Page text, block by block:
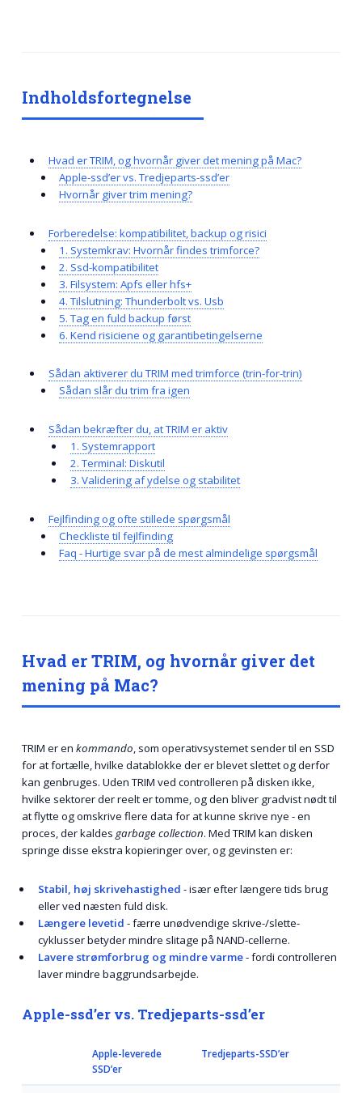
Hvad er TRIM, og hvornår giver det
mening på Mac?
TRIM er en kommando, som operativsystemet sender til en SSD
for at fortælle, hvilke datablokke der er blevet slettet og derfor
kan genbruges. Uden TRIM ved controlleren på disken ikke,
hvilke sektorer der reelt er tomme, og den bliver gradvist nødt til
at flytte og omskrive flere data for at kunne skrive nye - en
proces, der kaldes garbage collection. Med TRIM kan disken
springe disse ekstra kopieringer over, og gevinsten er:
Stabil, høj skrivehastighed - især efter længere tids brug
eller ved næsten fuld disk.
Længere levetid - færre unødvendige skrive-/slette­
cyklusser betyder mindre slitage på NAND-cellerne.
Lavere strømforbrug og mindre varme- fordi controlleren
laver mindre baggrundsarbejde.
Apple-ssd’er vs. Tredjeparts-ssd’er
Apple-leverede
SSD’er
Tredjeparts-SSD’er
Indholdsfortegnelse
Hvad er TRIM, og hvornår giver det mening på Mac?
Apple-ssd’er vs. Tredjeparts-ssd’er
Hvornår giver trim mening?
Forberedelse: kompatibilitet, backup og risici
1. Systemkrav: Hvornår findes trimforce?
2. Ssd-kompatibilitet
3. Filsystem: Apfs eller hfs+
4. Tilslutning: Thunderbolt vs. Usb
5. Tag en fuld backup først
6. Kend risiciene og garantibetingelserne
Sådan aktiverer du TRIM med trimforce (trin-for-trin)
Sådan slår du trim fra igen
Sådan bekræfter du, at TRIM er aktiv
1. Systemrapport
2. Terminal: Diskutil
3. Validering af ydelse og stabilitet
Fejlfinding og ofte stillede spørgsmål
Checkliste til fejlfinding
Faq - Hurtige svar på de mest almindelige spørgsmål